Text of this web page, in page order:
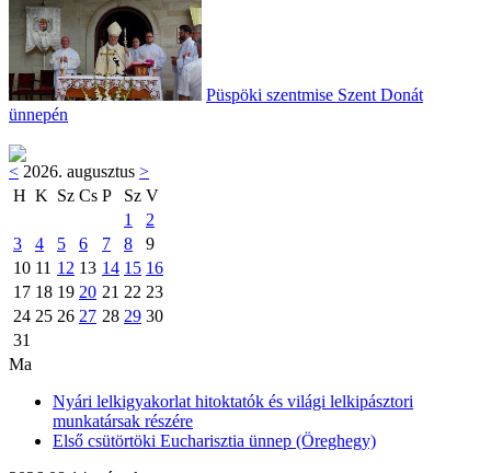
Püspöki szentmise Szent Donát
ünnepén
< 2026. augusztus >
H K Sz Cs P Sz V
1
2
3
4 5 6 7 8
9
10 11 12 13 14 15 16
17 18 19 20 21 22 23
24 25 26 27 28 29 30
31
Ma
Nyári lelkigyakorlat hitoktatók és világi lelkipásztori
munkatársak részére
Első csütörtöki Eucharisztia ünnep (Öreghegy)